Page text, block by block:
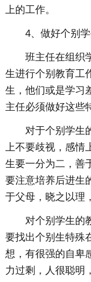
上的工作。
4、做好个别
班主任在组织
生进行个别教育工
生，他们或是学习
主任必须做好这些
对于个别学生
上不要歧视，感情
生要一分为二，善
要注意培养后进生
于父母，晓之以理
对个别学生的
要找出个别生特殊
想，有很强的自卑
力过剩，人很聪明